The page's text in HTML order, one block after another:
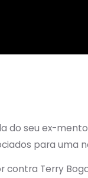
do seu ex-
para uma
contra Terry